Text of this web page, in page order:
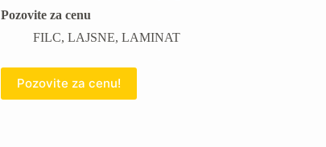
Pozovite za cenu
FILC, LAJSNE, LAMINAT
Pozovite za cenu!